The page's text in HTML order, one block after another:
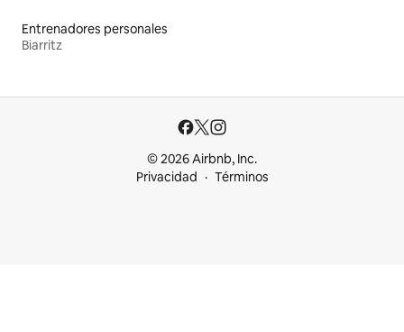
Entrenadores personales
Biarritz
© 2026 Airbnb, Inc.
Privacidad
Términos